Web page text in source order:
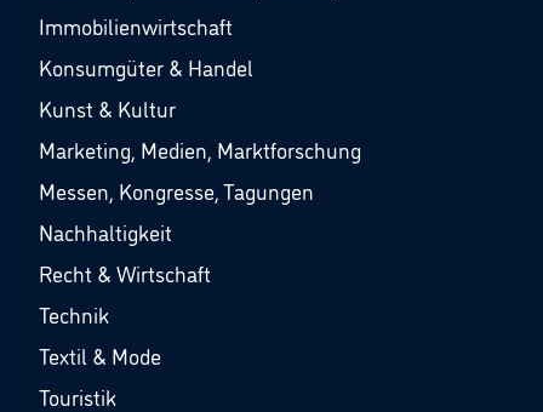
Immobilienwirtschaft
Konsumgüter & Handel
Kunst & Kultur
Marketing, Medien, Marktforschung
Messen, Kongresse, Tagungen
Nachhaltigkeit
Recht & Wirtschaft
Technik
Textil & Mode
Touristik